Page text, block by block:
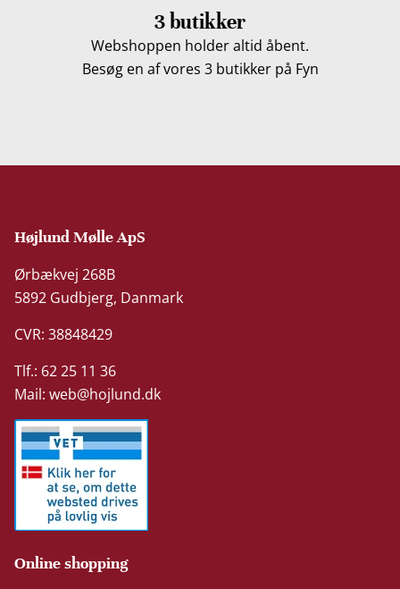
3 butikker
Webshoppen holder altid åbent.
Besøg en af vores 3 butikker på Fyn
Højlund Mølle ApS
Ørbækvej 268B
5892 Gudbjerg, Danmark
CVR: 38848429
Tlf.: 62 25 11 36
Mail:web@hojlund.dk
Online shopping